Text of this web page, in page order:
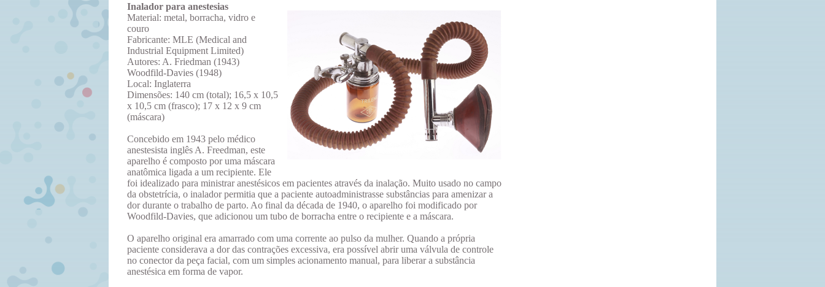
Inalador para anestesias
Material: metal, borracha, vidro e
couro
Fabricante: MLE (Medical and
Industrial Equipment Limited)
Autores: A. Friedman (1943)
Woodfild-Davies (1948)
Local: Inglaterra
Dimensões: 140 cm (total); 16,5 x 10,5
x 10,5 cm (frasco); 17 x 12 x 9 cm
(máscara)
Concebido em 1943 pelo médico
anestesista inglês A. Freedman, este
aparelho é composto por uma máscara
anatômica ligada a um recipiente. Ele
foi idealizado para ministrar anestésicos em pacientes através da inalação. Muito usado no campo
da obstetrícia, o inalador permitia que a paciente autoadministrasse substâncias para amenizar a
dor durante o trabalho de parto. Ao final da década de 1940, o aparelho foi modificado por
Woodfild-Davies, que adicionou um tubo de borracha entre o recipiente e a máscara.
O aparelho original era amarrado com uma corrente ao pulso da mulher. Quando a própria
paciente considerava a dor das contrações excessiva, era possível abrir uma válvula de controle
no conector da peça facial, com um simples acionamento manual, para liberar a substância
anestésica em forma de vapor.